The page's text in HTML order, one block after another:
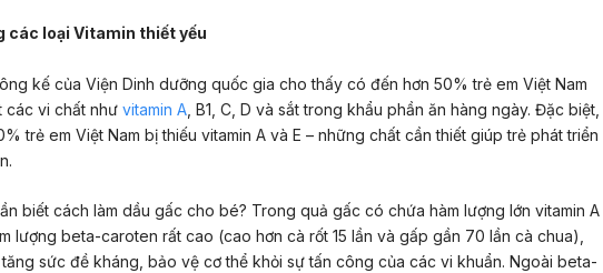
các loại Vitamin thiết yếu
kế của Viện Dinh dưỡng quốc gia cho thấy có đến hơn 50% trẻ em Việt Nam
các vi chất như vitamin A , B1, C, D và sắt trong khẩu phần ăn hàng ngày. Đặc biệt,
trẻ em Việt Nam bị thiếu vitamin A và E – những chất cần thiết giúp trẻ phát triển
biết cách làm dầu gấc cho bé? Trong quả gấc có chứa hàm lượng lớn vitamin A
lượng beta-caroten rất cao (cao hơn cà rốt 15 lần và gấp gần 70 lần cà chua),
sức đề kháng, bảo vệ cơ thể khỏi sự tấn công của các vi khuẩn. Ngoài beta-